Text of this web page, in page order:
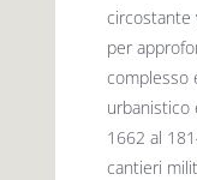
circostante
per
complesso
urbanistico
1662 al
cantieri